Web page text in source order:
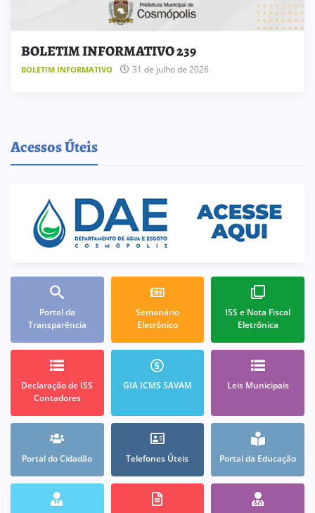
BOLETIM INFORMATIVO 239
BOLETIM INFORMATIVO 31 de julho de 2026
Acessos Úteis
Portal da
Transparência
Semanário
Eletrônico
ISS e Nota Fiscal
Eletrônica
Declaração de ISS
Contadores
GIA ICMS SAVAM Leis Municipais
Portal do Cidadão Telefones Úteis Portal da Educação